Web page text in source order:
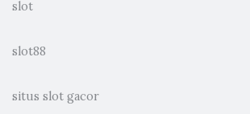
slot
slot88
situs slot gacor